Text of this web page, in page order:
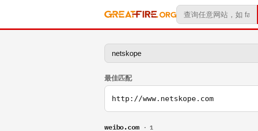
最佳匹配
http://www.netskope.com
weibo.com · 1